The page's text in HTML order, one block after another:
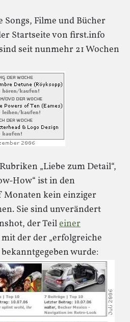
Songs, Filme und Bücher
Startseite von first.info
seit nunmehr 21 Wochen
„Liebe zum Detail“,
How“ ist in den
Monaten kein einziger
Sie sind unverändert
der Teileiner
der der „erfolgreiche
wurde: